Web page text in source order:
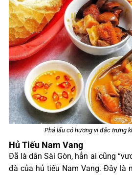
Phá lấu có hương vị đặc trưng
Hủ Tiếu Nam Vang
Đã là dân Sài Gòn, hẳn ai cũng
đà của hủ tiếu Nam Vang. Đây là